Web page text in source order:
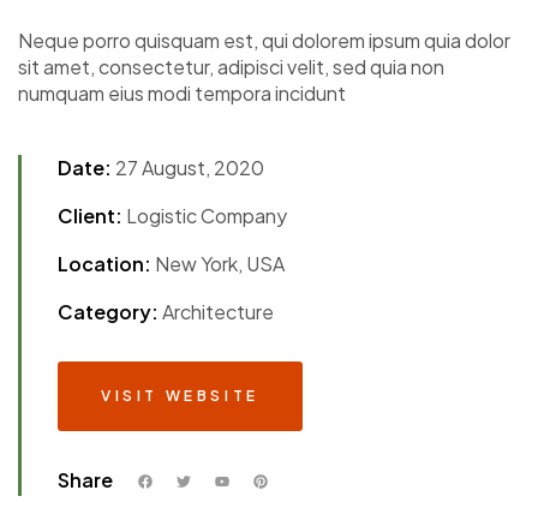
Neque porro quisquam est, qui dolorem ipsum quia dolor
sit amet, consectetur, adipisci velit, sed quia non
numquam eius modi tempora incidunt
Date: 27 August, 2020
Client: Logistic Company
Location: New York, USA
Category: Architecture
VISIT WEBSITE
Share